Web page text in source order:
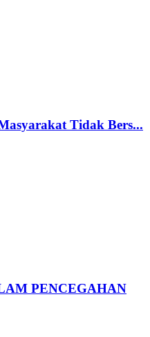
Tidak Bers...
PENCEGAHAN